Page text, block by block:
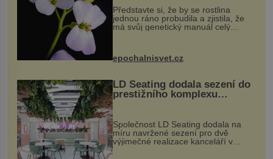
Představte si, že by se rostlina
jednou ráno probudila a zjistila, že
má svůj genetický manuál celý
vstupenka...
epochalnisvet.cz
LD Seating dodala sezení do
prestižního komplexu
MediaCityUK v Salfordu
Společnost LD Seating dodala na
míru navržené sezení pro dvě
výjimečné realizace kanceláří v
areálu MediaCityUK v anglickém